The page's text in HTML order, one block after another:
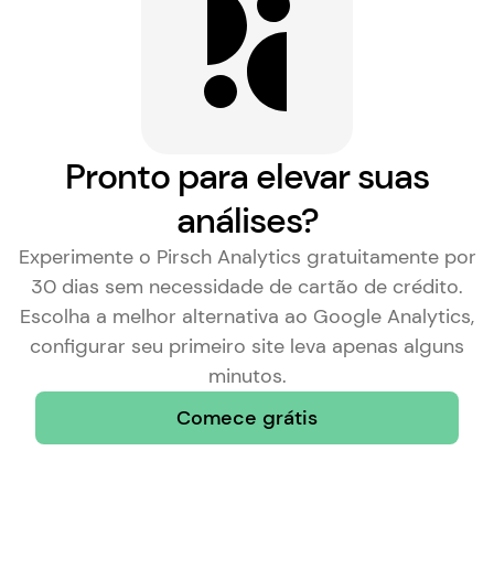
Pronto para elevar suas
análises?
Experimente o Pirsch Analytics gratuitamente por
30 dias sem necessidade de cartão de crédito.
Escolha a melhor alternativa ao Google Analytics,
configurar seu primeiro site leva apenas alguns
minutos.
Comece grátis